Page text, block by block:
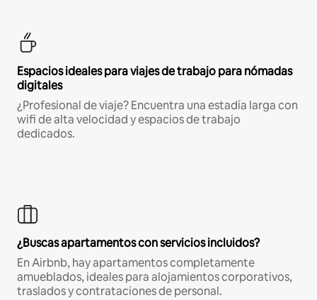
Espacios ideales para viajes de trabajo para nómadas
digitales
¿Profesional de viaje? Encuentra una estadía larga con
wifi de alta velocidad y espacios de trabajo
dedicados.
¿Buscas apartamentos con servicios incluidos?
En Airbnb, hay apartamentos completamente
amueblados, ideales para alojamientos corporativos,
traslados y contrataciones de personal.